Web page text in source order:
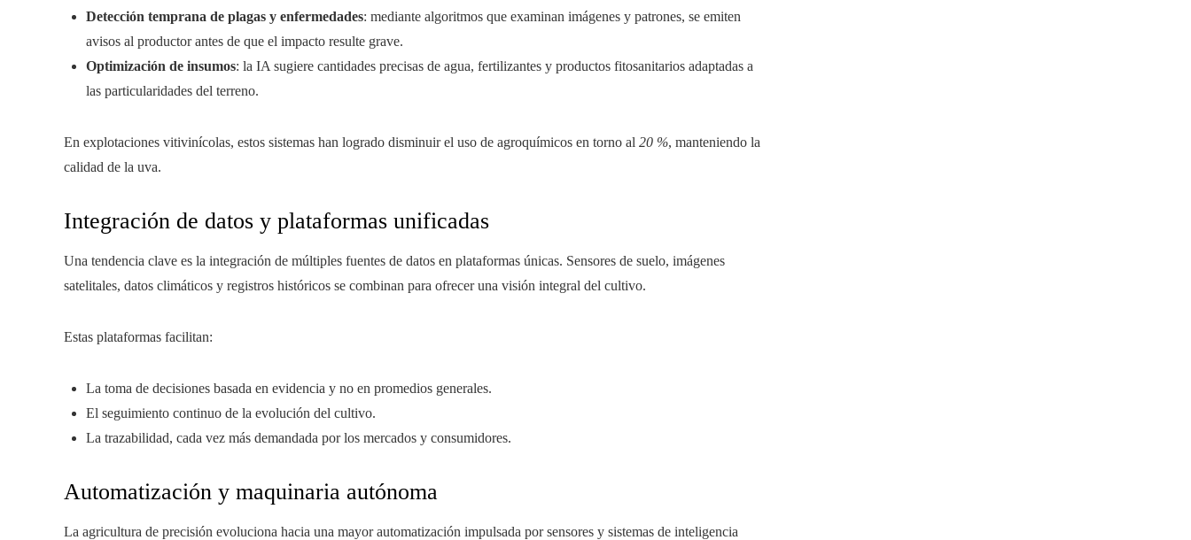
Detección temprana de plagas y enfermedades: mediante algoritmos que examinan imágenes y patrones, se emiten
avisos al productor antes de que el impacto resulte grave.
Optimización de insumos: la IA sugiere cantidades precisas de agua, fertilizantes y productos fitosanitarios adaptadas a
las particularidades del terreno.
En explotaciones vitivinícolas, estos sistemas han logrado disminuir el uso de agroquímicos en torno al 20 %, manteniendo la
calidad de la uva.
Integración de datos y plataformas unificadas
Una tendencia clave es la integración de múltiples fuentes de datos en plataformas únicas. Sensores de suelo, imágenes
satelitales, datos climáticos y registros históricos se combinan para ofrecer una visión integral del cultivo.
Estas plataformas facilitan:
La toma de decisiones basada en evidencia y no en promedios generales.
El seguimiento continuo de la evolución del cultivo.
La trazabilidad, cada vez más demandada por los mercados y consumidores.
Automatización y maquinaria autónoma
La agricultura de precisión evoluciona hacia una mayor automatización impulsada por sensores y sistemas de inteligencia